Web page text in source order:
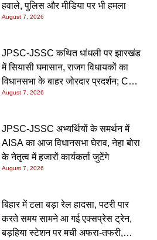
हवाले, पुलिस और मीडिया पर भी हमला
August 7, 2026
JPSC-JSSC कथित धांधली पर झारखंड
में सियासी घमासान, राजग विधायकों का
विधानसभा के बाहर जोरदार प्रदर्शन; CM
हेमंत सोरेन के इस्तीफे की उठी मांग
August 7, 2026
JPSC-JSSC अभ्यर्थियों के समर्थन में
AISA का आज विधानसभा घेराव, नेहा बोरा
के नेतृत्व में हजारों कार्यकर्ता जुटेंगे
August 7, 2026
बिहार में टला बड़ा रेल हादसा, पटरी पार
करते समय सामने आ गई एक्सप्रेस ट्रेन,
बड़हिया स्टेशन पर मची अफरा-तफरी,